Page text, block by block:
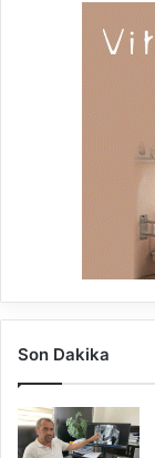
Son Dakika